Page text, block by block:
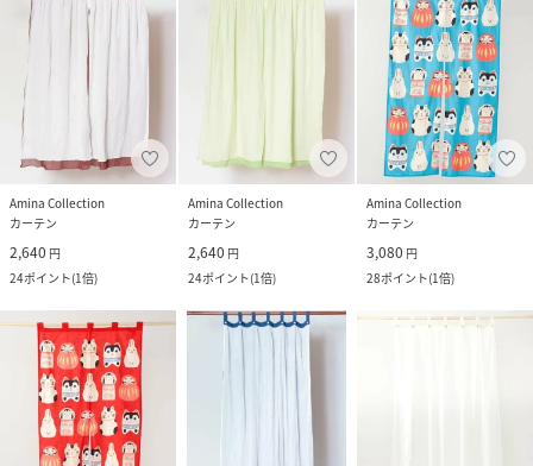
Amina Collection
カーテン
2,640 円
24ポイント(1倍)
Amina Collection
カーテン
2,640 円
24ポイント(1倍)
Amina Collection
カーテン
3,080 円
28ポイント(1倍)